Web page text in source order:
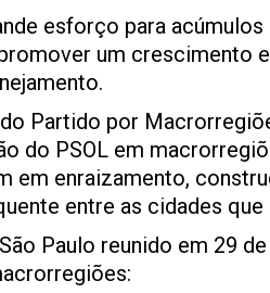
esforço para
um crescimento
Partido por
do PSOL em
em enraizamento,
entre as cidades
Paulo reunido em 29